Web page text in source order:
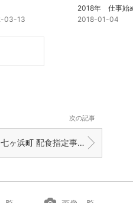
03-13
2018年 仕事始
2018-01-04
次の記事
七ヶ浜町 配食指定事業者「愛さんさん宅食」の宅配弁当